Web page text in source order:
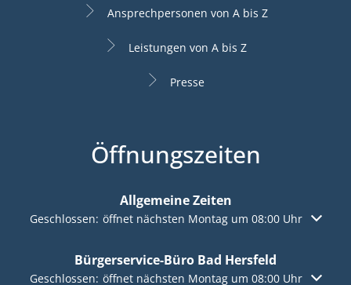
Ansprechpersonen von A bis Z
Leistungen von A bis Z
Presse
Öffnungszeiten
Allgemeine Zeiten
Klicken, um weitere Öffnungs- oder Schließzeiten
Geschlossen: öffnet nächsten Montag um 08:00 Uhr
Bürgerservice-Büro Bad Hersfeld
Klicken, um weitere Öffnungs- oder Schließzeiten
Geschlossen: öffnet nächsten Montag um 08:00 Uhr